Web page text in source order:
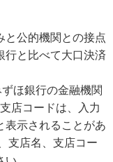
と公的機関との接点
行と比べて大口決済
ほ銀行の金融機関
店コードは、入力
表示されることがあ
支店名、支店コー